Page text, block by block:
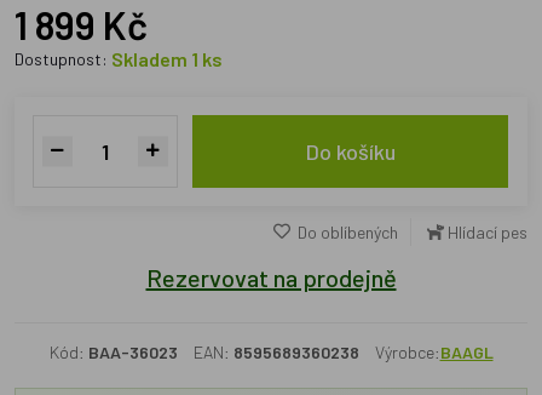
1 899 Kč
Dostupnost: Skladem 1 ks
Do košíku
Do oblíbených Hlídací pes
Rezervovat na prodejně
Kód: BAA-36023 EAN: 8595689360238 Výrobce:BAAGL